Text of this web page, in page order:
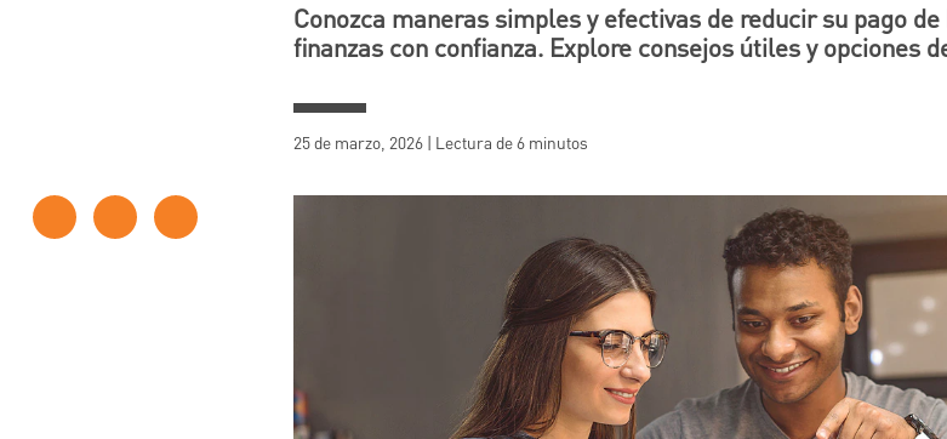
Conozca maneras simples y efectivas de reducir su pago
finanzas con confianza. Explore consejos útiles y opciones
25 de marzo, 2026 | Lectura de 6 minutos